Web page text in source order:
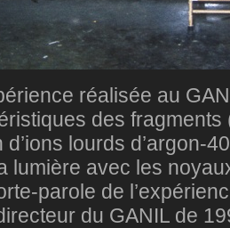
réalisée au
des fragments
lourds d’argon-
lumière avec les
parole de
du GANIL de